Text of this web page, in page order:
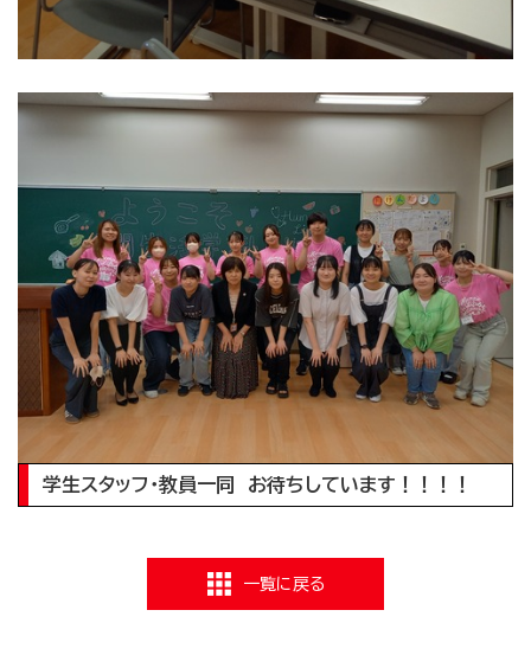
学生スタッフ・教員一同 お待ちしています！！！！
一覧に戻る